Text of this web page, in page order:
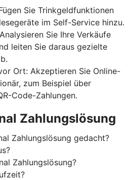
Sie Trinkgeldfunktionen
im Self-Service hinzu.
Sie Ihre Verkäufe
leiten Sie daraus gezielte
Ort: Akzeptieren Sie Online-
zum Beispiel über
Code-Zahlungen.
Zahlungslösung
Zahlungslösung gedacht?
Zahlungslösung?